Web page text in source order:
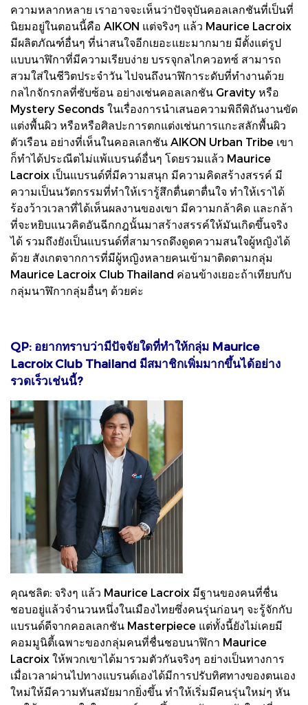
ความหลากหลาย เราอาจจะเห็นว่าปัจจุบันคอลเลกชันที่เป็นที่
นิยมอยู่ในตอนนี้คือ AIKON แต่จริงๆ แล้ว Maurice Lacroix
มีผลิตภัณฑ์อื่นๆ ที่น่าสนใจอีกเยอะแยะมากมาย มีตั้งแต่รูป
แบบนาฬิกาที่มีความเรียบง่าย บรรจุกลไกควอทซ์ สามารถ
สวมใส่ในชีวิตประจำวัน ไปจนถึงนาฬิการะดับที่ทำงานด้วย
กลไกจักรกลที่ซับซ้อน อย่างเช่นคอลเลกชัน Gravity หรือ
Mystery Seconds ในเรื่องการนำเสนอความพิถีพิถันงานขัด
แต่งพื้นผิว หรือหรือศิลปะการตกแต่งเช่นการแกะสลักพื้นผิว
ตัวเรือน อย่างที่เห็นในคอลเลกชัน AIKON Urban Tribe เขา
ก็ทำได้ประณีตไม่แพ้แบรนด์อื่นๆ โดยรวมแล้ว Maurice
Lacroix เป็นแบรนด์ที่มีความสนุก มีความคิดสร้างสรรค์ มี
ความเป็นนวัตกรรมที่ทำให้เรารู้สึกตื่นตาตื่นใจ ทำให้เราได้
ร้องว้าวเวลาที่ได้เห็นผลงานของเขา มีความกล้าคิด และกล้า
ที่จะหยิบแนวคิดอันฉีกกฎนั้นมาสร้างสรรค์ให้มันเกิดขึ้นจริง
ได้ รวมถึงยังเป็นแบรนด์ที่สามารถดึงดูดความสนใจผู้หญิงได้
ด้วย สังเกตจากการที่มีผู้หญิงหลายคนเข้ามาติดตามกลุ่ม
Maurice Lacroix Club Thailand ค่อนข้างเยอะถ้าเทียบกับ
กลุ่มนาฬิกากลุ่มอื่นๆ ด้วยค่ะ
QP: อยากทราบว่ามีปัจจัยใดที่ทำให้กลุ่ม Maurice
Lacroix Club Thailand มีสมาชิกเพิ่มมากขึ้นได้อย่าง
รวดเร็วเช่นนี้?
คุณชลิต: จริงๆ แล้ว Maurice Lacroix มีฐานของคนที่ชื่น
ชอบอยู่แล้วจำนวนหนึ่งในเมืองไทยซึ่งคนรุ่นก่อนๆ จะรู้จักกับ
แบรนด์ดีจากคอลเลกชัน Masterpiece แต่ทั้งนี้ยังไม่เคยมี
คอมมูนิตี้เฉพาะของกลุ่มคนที่ชื่นชอบนาฬิกา Maurice
Lacroix ให้พวกเขาได้มารวมตัวกันจริงๆ อย่างเป็นทางการ
เมื่อเวลาผ่านไปทางแบรนด์เองได้มีการปรับทิศทางของตนเอง
ใหม่ให้มีความทันสมัยมากยิ่งขึ้น ทำให้เริ่มมีคนรุ่นใหม่ๆ หัน